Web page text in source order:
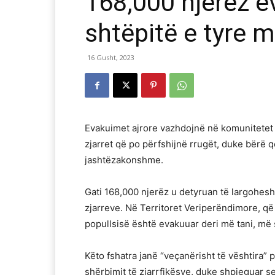
shtëpitë e tyre
16 Gusht, 2023
Evakuimet ajrore vazhdojnë në
zjarret që po përfshijnë rrugët, duke bërë
jashtëzakonshme.
Gati 168,000 njerëz u detyruan të
zjarreve. Në Territoret Veriperëndimore,
popullsisë është evakuuar deri më tani,
Këto fshatra janë “veçanërisht të vështira”
shërbimit të zjarrfikësve, duke shpjeguar